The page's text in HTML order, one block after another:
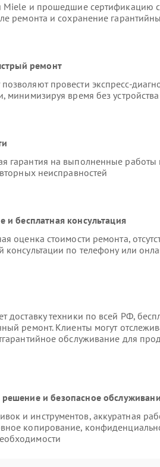
Miele и прошедшие сертификацию
ремонта и сохранение
ремонт
провести экспресс-
минимизируя время без устройства
гарантия на выполненные работы
неисправностей
и бесплатная консультация
оценка стоимости ремонта,
консультации по телефону или
доставку техники по всей РФ,
ремонт. Клиенты могут
обслуживание для
и безопасное
и инструментов, аккуратная
копирование,